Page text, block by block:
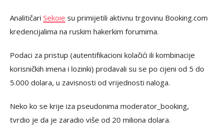
Analitičari Sekoie su primijetili aktivnu trgovinu Booking.com
kredencijalima na ruskim hakerkim forumima.
Podaci za pristup (autentifikacioni kolačići ili kombinacije
korisničkih imena i lozinki) prodavali su se po cijeni od 5 do
5.000 dolara, u zavisnosti od vrijednosti naloga.
Neko ko se krije iza pseudonima moderator_booking,
tvrdio je da je zaradio više od 20 miliona dolara.